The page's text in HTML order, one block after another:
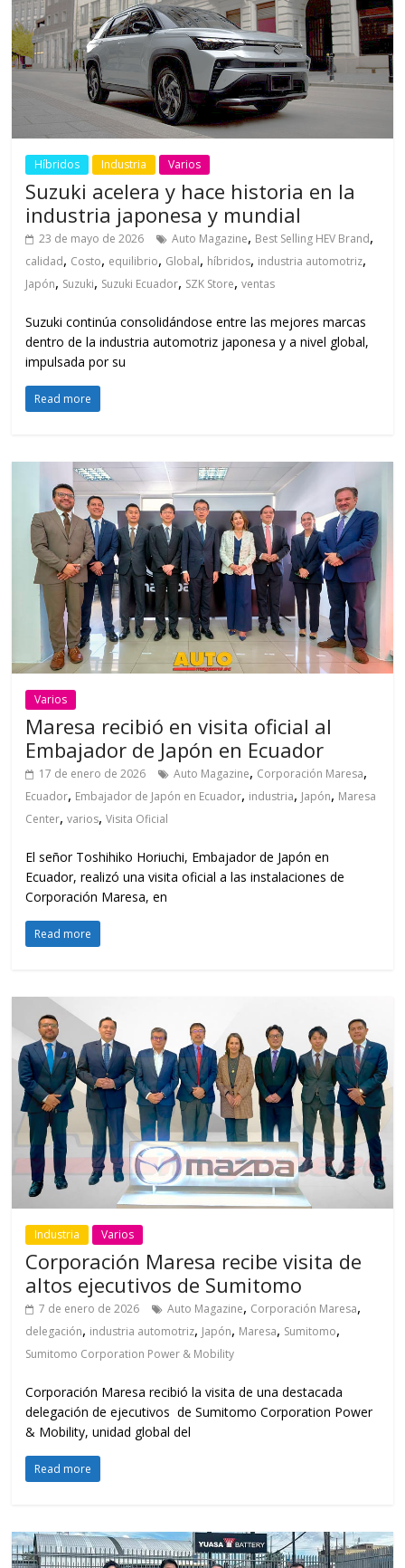
Híbridos Industria Varios
Suzuki acelera y hace historia en la
industria japonesa y mundial
23 de mayo de 2026 Auto Magazine, Best Selling HEV Brand,
calidad, Costo, equilibrio, Global, híbridos, industria automotriz,
Japón, Suzuki, Suzuki Ecuador, SZK Store,ventas
Suzuki continúa consolidándose entre las mejores marcas
dentro de la industria automotriz japonesa y a nivel global,
impulsada por su
Read more
Varios
Maresa recibió en visita oficial al
Embajador de Japón en Ecuador
17 de enero de 2026 Auto Magazine, Corporación Maresa,
Ecuador, Embajador de Japón en Ecuador, industria, Japón, Maresa
Center,varios,Visita Oficial
El señor Toshihiko Horiuchi, Embajador de Japón en
Ecuador, realizó una visita oficial a las instalaciones de
Corporación Maresa, en
Read more
Industria Varios
Corporación Maresa recibe visita de
altos ejecutivos de Sumitomo
7 de enero de 2026 Auto Magazine, Corporación Maresa,
delegación, industria automotriz, Japón, Maresa, Sumitomo,
Sumitomo Corporation Power & Mobility
Corporación Maresa recibió la visita de una destacada
delegación de ejecutivos de Sumitomo Corporation Power
& Mobility, unidad global del
Read more